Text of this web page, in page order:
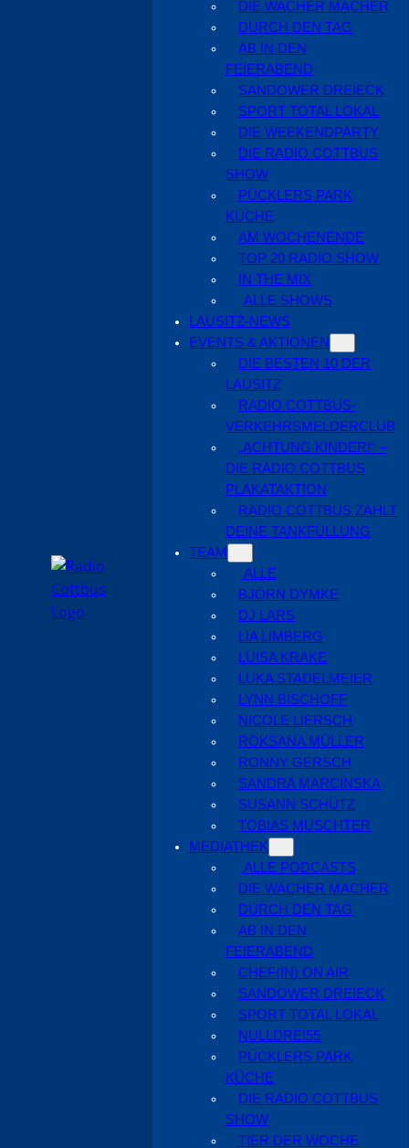
DIE WACHER MACHER
DURCH DEN TAG
AB IN DEN
FEIERABEND
SANDOWER DREIECK
SPORT TOTAL LOKAL
DIE WEEKENDPARTY
DIE RADIO COTTBUS
SHOW
PÜCKLERS PARK
KÜCHE
AM WOCHENENDE
TOP 20 RADIO SHOW
IN THE MIX
ALLE SHOWS
LAUSITZ-NEWS
EVENTS & AKTIONEN
DIE BESTEN 10 DER
LAUSITZ
RADIO COTTBUS-
VERKEHRSMELDERCLUB
„ACHTUNG KINDER!“ –
DIE RADIO COTTBUS
PLAKATAKTION
RADIO COTTBUS ZAHLT
DEINE TANKFÜLLUNG
TEAM
ALLE
BJÖRN DYMKE
DJ LARS
LIA LIMBERG
LUISA KRAKE
LUKA STADELMEIER
LYNN BISCHOFF
NICOLE LIERSCH
ROKSANA MÜLLER
RONNY GERSCH
SANDRA MARCINSKA
SUSANN SCHÜTZ
TOBIAS MUSCHTER
MEDIATHEK
ALLE PODCASTS
DIE WACHER MACHER
DURCH DEN TAG
AB IN DEN
FEIERABEND
CHEF(IN) ON AIR
SANDOWER DREIECK
SPORT TOTAL LOKAL
NULLDREI55
PÜCKLERS PARK
KÜCHE
DIE RADIO COTTBUS
SHOW
TIER DER WOCHE